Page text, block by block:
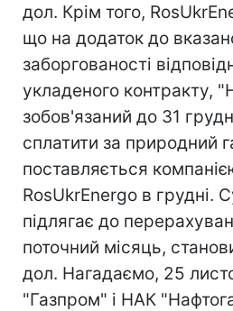
дол. Крім того,
що на додаток до
заборгованості
укладеного контракту,
зобов'язаний до 31
сплатити за природний
поставляється
RosUkrEnergo в грудні.
підлягає до
поточний місяць,
дол. Нагадаємо, 25
"Газпром" і НАК